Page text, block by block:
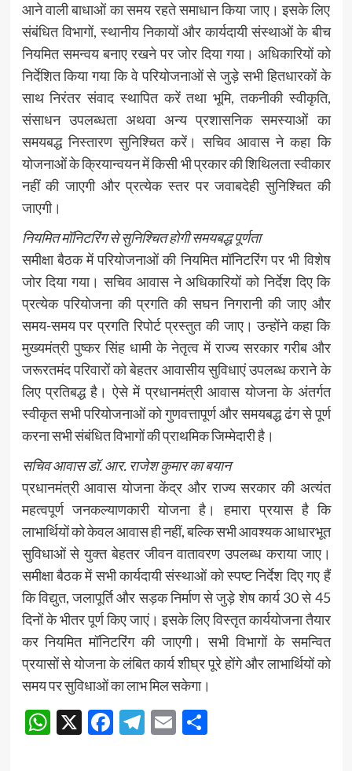
आने वाली बाधाओं का समय रहते समाधान किया जाए। इसके लिए
संबंधित विभागों, स्थानीय निकायों और कार्यदायी संस्थाओं के बीच
नियमित समन्वय बनाए रखने पर जोर दिया गया। अधिकारियों को
निर्देशित किया गया कि वे परियोजनाओं से जुड़े सभी हितधारकों के
साथ निरंतर संवाद स्थापित करें तथा भूमि, तकनीकी स्वीकृति,
संसाधन उपलब्धता अथवा अन्य प्रशासनिक समस्याओं का
समयबद्ध निस्तारण सुनिश्चित करें। सचिव आवास ने कहा कि
योजनाओं के क्रियान्वयन में किसी भी प्रकार की शिथिलता स्वीकार
नहीं की जाएगी और प्रत्येक स्तर पर जवाबदेही सुनिश्चित की
जाएगी।
नियमित मॉनिटरिंग से सुनिश्चित होगी समयबद्ध पूर्णता
समीक्षा बैठक में परियोजनाओं की नियमित मॉनिटरिंग पर भी विशेष
जोर दिया गया। सचिव आवास ने अधिकारियों को निर्देश दिए कि
प्रत्येक परियोजना की प्रगति की सघन निगरानी की जाए और
समय-समय पर प्रगति रिपोर्ट प्रस्तुत की जाए। उन्होंने कहा कि
मुख्यमंत्री पुष्कर सिंह धामी के नेतृत्व में राज्य सरकार गरीब और
जरूरतमंद परिवारों को बेहतर आवासीय सुविधाएं उपलब्ध कराने के
लिए प्रतिबद्ध है। ऐसे में प्रधानमंत्री आवास योजना के अंतर्गत
स्वीकृत सभी परियोजनाओं को गुणवत्तापूर्ण और समयबद्ध ढंग से पूर्ण
करना सभी संबंधित विभागों की प्राथमिक जिम्मेदारी है।
सचिव आवास डॉ. आर. राजेश कुमार का बयान
प्रधानमंत्री आवास योजना केंद्र और राज्य सरकार की अत्यंत
महत्वपूर्ण जनकल्याणकारी योजना है। हमारा प्रयास है कि
लाभार्थियों को केवल आवास ही नहीं, बल्कि सभी आवश्यक आधारभूत
सुविधाओं से युक्त बेहतर जीवन वातावरण उपलब्ध कराया जाए।
समीक्षा बैठक में सभी कार्यदायी संस्थाओं को स्पष्ट निर्देश दिए गए हैं
कि विद्युत, जलापूर्ति और सड़क निर्माण से जुड़े शेष कार्य 30 से 45
दिनों के भीतर पूर्ण किए जाएं। इसके लिए विस्तृत कार्ययोजना तैयार
कर नियमित मॉनिटरिंग की जाएगी। सभी विभागों के समन्वित
प्रयासों से योजना के लंबित कार्य शीघ्र पूरे होंगे और लाभार्थियों को
समय पर सुविधाओं का लाभ मिल सकेगा।
WhatsApp
X Facebook
Telegram
EmailShare